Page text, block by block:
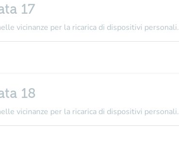
17
vicinanze per la ricarica di dispositivi personali.
18
vicinanze per la ricarica di dispositivi personali.